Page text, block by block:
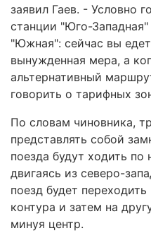
заявил Гаев. - Условно
станции "Юго-
"Южная": сейчас вы
вынужденная мера, а
альтернативный
говорить о тарифных
По словам чиновника,
представлять собой
поезда будут ходить
двигаясь из северо-
поезд будет
контура и затем на
минуя центр.